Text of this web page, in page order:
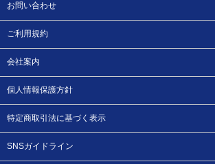
お問い合わせ
ご利用規約
会社案内
個人情報保護方針
特定商取引法に基づく表示
SNSガイドライン